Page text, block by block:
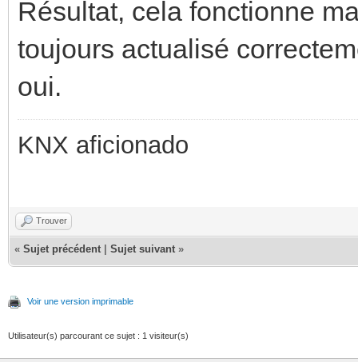
Résultat, cela fonctionne
toujours actualisé
oui.
KNX aficionado
Trouver
« Sujet précédent Sujet suivant »
Voir une version imprimable
Utilisateur(s) parcourant ce sujet : 1 visiteur(s)